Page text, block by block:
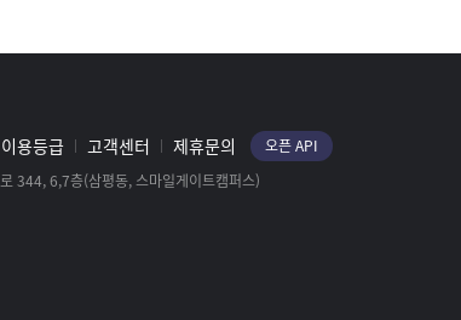
용등급 고객센터 제휴문의
오픈 API
344, 6,7층(삼평동, 스마일게이트캠퍼스)